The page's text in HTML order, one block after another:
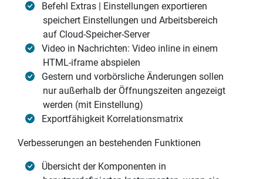
Befehl Extras | Einstellungen exportieren
speichert Einstellungen und Arbeitsbereich
auf Cloud-Speicher-Server
Video in Nachrichten: Video inline in einem
HTML-iframe abspielen
Gestern und vorbörsliche Änderungen sollen
nur außerhalb der Öffnungszeiten angezeigt
werden (mit Einstellung)
Exportfähigkeit Korrelationsmatrix
Verbesserungen an bestehenden Funktionen
Übersicht der Komponenten in